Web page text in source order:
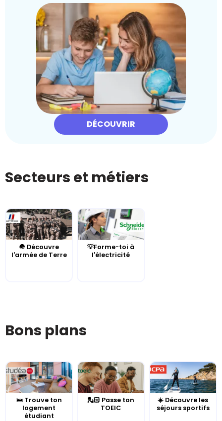
DÉCOUVRIR
Secteurs et métiers
🪖 Découvre
l'armée de Terre
💡Forme-toi à
l'électricité
Bons plans
🛌 Trouve ton
logement
étudiant
💂🏻 Passe ton
TOEIC
☀️ Découvre les
séjours sportifs